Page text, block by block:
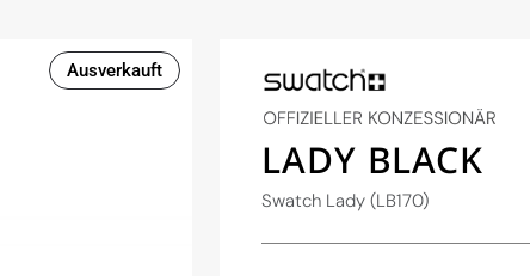
Ausverkauft
LADY BLACK
Swatch Lady (LB170)